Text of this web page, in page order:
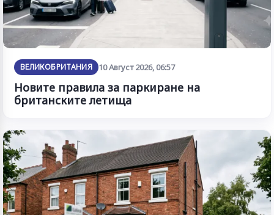
ВЕЛИКОБРИТАНИЯ 10 Август 2026, 06:57
Новите правила за паркиране на
британските летища